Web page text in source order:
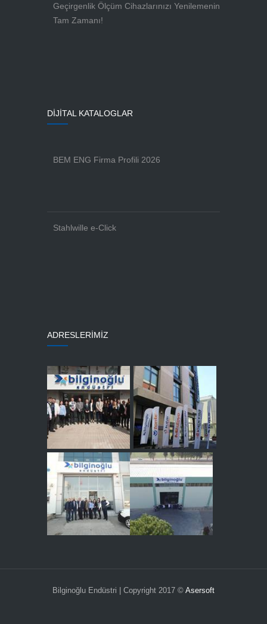
Geçirgenlik Ölçüm Cihazlarınızı Yenilemenin
Tam Zamanı!
DİJİTAL KATALOGLAR
BEM ENG Firma Profili 2026
Stahlwille e-Click
ADRESLERİMİZ
Bilginoğlu Endüstri | Copyright 2017 © Asersoft